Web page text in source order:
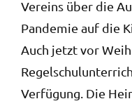
Vereins über die
Pandemie auf die
Auch jetzt vor
Verfügung. Die